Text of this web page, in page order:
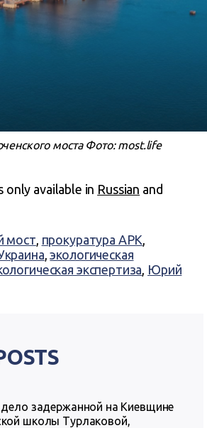
моста Фото: most.life
only available in Russian and
мост, прокуратура АРК,
,экологическая
экспертиза, Юрий
задержанной на Киевщине
школы Турлаковой,